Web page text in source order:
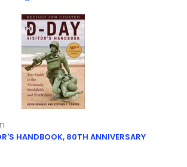
HANDBOOK, 80TH ANNIVERSARY